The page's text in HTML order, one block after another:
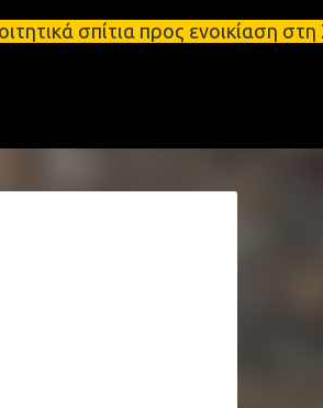
ενοικίαση στη Σπάρτη